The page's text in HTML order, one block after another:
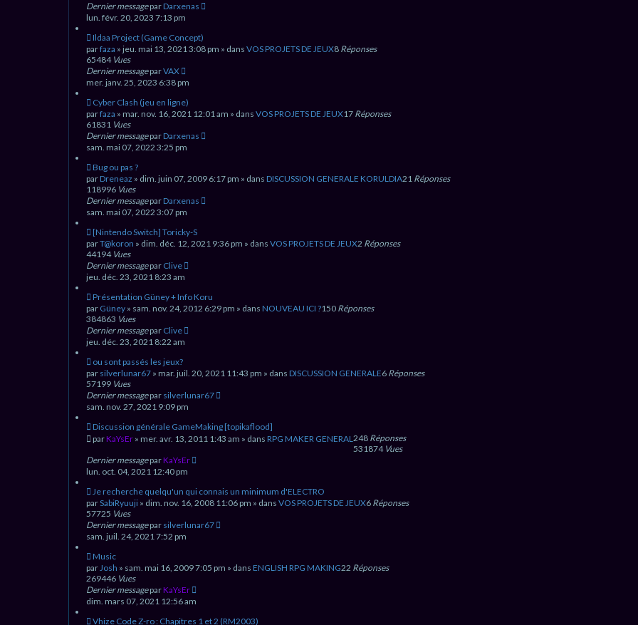
s
a
g
v
u
m
e
s
a
g
Dernier messageparDarxenas
lun. févr. 20, 2023 7:13 pm
N
o
u
v
u
m
e
s
a
g
Ildaa Project (Game Concept)
parfaza » jeu. mai 13, 2021 3:08 pm » dans VOS PROJETS DE JEUX8 Réponses
65484 Vues
Dernier messageparVAX
mer. janv. 25, 2023 6:38 pm
N
o
u
v
u
m
e
s
a
g
e
Cyber Clash (jeu en ligne)
parfaza » mar. nov. 16, 2021 12:01 am » dans VOS PROJETS DE JEUX17 Réponses
61831 Vues
Dernier messageparDarxenas
sam. mai 07, 2022 3:25 pm
N
o
u
v
u
m
e
s
a
g
Bug ou pas ?
parDreneaz » dim. juin 07, 2009 6:17 pm » dans DISCUSSION GENERALE KORULDIA21 Réponses
118996 Vues
Dernier messageparDarxenas
sam. mai 07, 2022 3:07 pm
N
o
u
v
u
m
e
s
a
g
[Nintendo Switch] Toricky-S
parT@koron » dim. déc. 12, 2021 9:36 pm » dans VOS PROJETS DE JEUX2 Réponses
44194 Vues
Dernier messagepar Clive
jeu. déc. 23, 2021 8:23 am
N
o
u
v
u
m
e
s
a
g
Présentation Güney + Info Koru
par Güney » sam. nov. 24, 2012 6:29 pm » dans NOUVEAU ICI ?150 Réponses
384863 Vues
Dernier messagepar Clive
jeu. déc. 23, 2021 8:22 am
N
o
u
v
u
e
s
a
g
ou sont passés les jeux?
par silverlunar67 » mar. juil. 20, 2021 11:43 pm » dans DISCUSSION GENERALE6 Réponses
57199 Vues
Dernier messagepar silverlunar67
sam. nov. 27, 2021 9:09 pm
N
o
u
v
u
m
e
s
a
g
Discussion générale GameMaking [topikaflood]
parKaYsEr » mer. avr. 13, 2011 1:43 am » dans RPG MAKER GENERAL 248 Réponses
531874 Vues
Dernier messageparKaYsEr
lun. oct. 04, 2021 12:40 pm
N
o
u
v
u
m
e
s
s
a
g
Je recherche quelqu'un qui connais un minimum d'ELECTRO
parSabiRyuuji » dim. nov. 16, 2008 11:06 pm » dans VOS PROJETS DE JEUX6 Réponses
57725 Vues
Dernier messagepar silverlunar67
sam. juil. 24, 2021 7:52 pm
N
o
u
v
e
u
Music
par Josh » sam. mai 16, 2009 7:05 pm » dans ENGLISH RPG MAKING22 Réponses
269446 Vues
Dernier messageparKaYsEr
dim. mars 07, 2021 12:56 am
N
Vhize Code Z-ro : Chapitres 1 et 2 (RM2003)